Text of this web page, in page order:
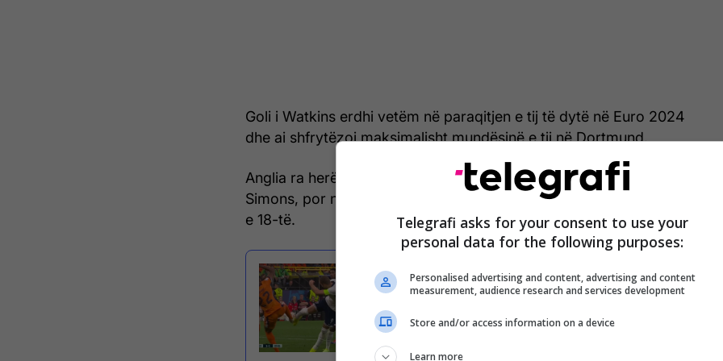
Goli i Watkins erdhi vetëm në paraqitjen e tij të dytë në Euro 2024
dhe ai shfrytëzoi maksimalisht mundësinë e tij në Dortmund.
Anglia ra herë në disavantazh pas goditjes nga distanca të Xavi
Simons, por një penallti e Harry Kane rivendosi barazinë në minutën
e 18-të.
'Rregulli' zyrtar i UEFA-s që
çoi në penalltinë e
diskutueshme të Anglisë
Telegrafi asks for your consent to use your
personal data for the following purposes:
Personalised advertising and content, advertising and content
measurement, audience research and services development
Store and/or access information on a device
Learn more